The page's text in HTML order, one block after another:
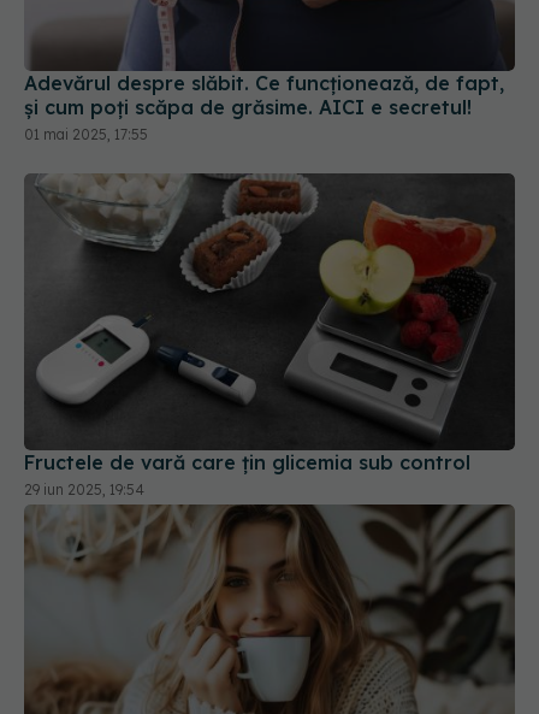
Adevărul despre slăbit. Ce funcționează, de fapt,
și cum poți scăpa de grăsime. AICI e secretul!
01 mai 2025, 17:55
Fructele de vară care țin glicemia sub control